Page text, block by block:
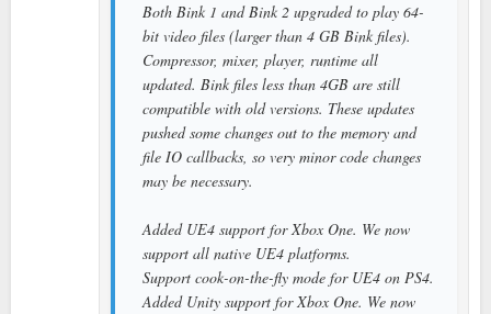
Both Bink 1 and Bink 2 upgraded to play 64-
bit video files (larger than 4 GB Bink files).
Compressor, mixer, player, runtime all
updated. Bink files less than 4GB are still
compatible with old versions. These updates
pushed some changes out to the memory and
file IO callbacks, so very minor code changes
may be necessary.
Added UE4 support for Xbox One. We now
support all native UE4 platforms.
Support cook-on-the-fly mode for UE4 on PS4.
Added Unity support for Xbox One. We now